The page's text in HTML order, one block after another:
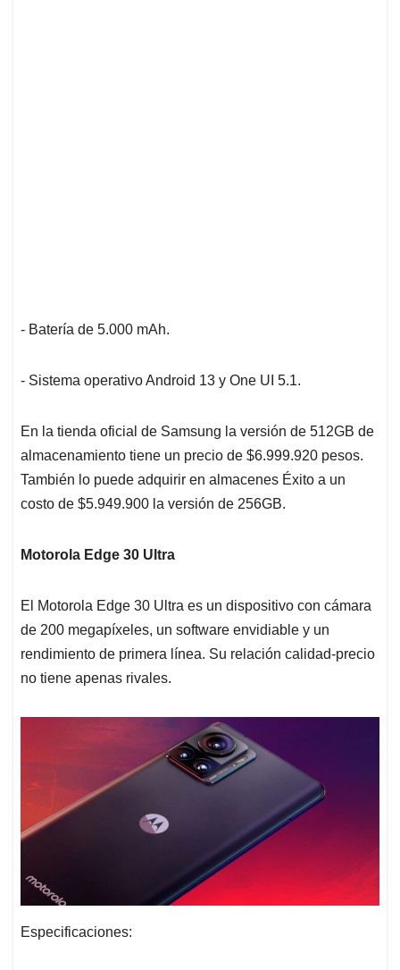
- Batería de 5.000 mAh.
- Sistema operativo Android 13 y One UI 5.1.
En la tienda oficial de Samsung la versión de 512GB de
almacenamiento tiene un precio de $6.999.920 pesos.
También lo puede adquirir en almacenes Éxito a un
costo de $5.949.900 la versión de 256GB.
Motorola Edge 30 Ultra
El Motorola Edge 30 Ultra es un dispositivo con cámara
de 200 megapíxeles, un software envidiable y un
rendimiento de primera línea. Su relación calidad-precio
no tiene apenas rivales.
Especificaciones: